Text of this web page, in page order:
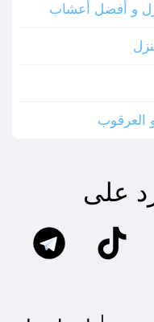
و أفضل أعشاب
العرقوب
على